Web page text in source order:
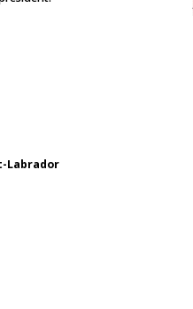
Labrador